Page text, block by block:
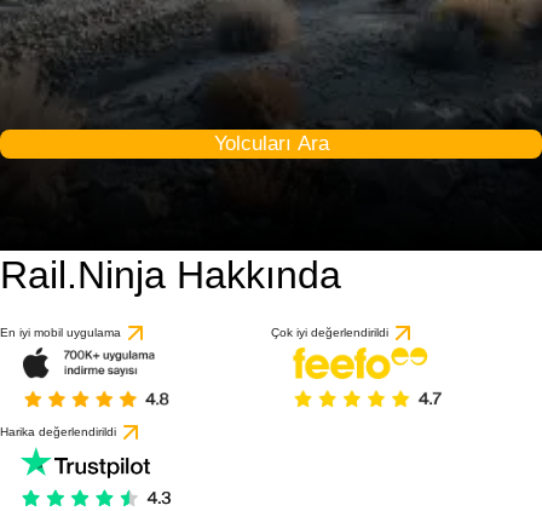
Yolcuları Ara
Rail.Ninja Hakkında
En iyi mobil uygulama Çok iyi değerlendirildi
Harika değerlendirildi